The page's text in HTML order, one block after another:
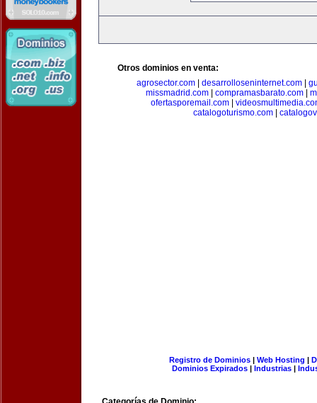
Otros dominios en venta:
agrosector.com
desarrolloseninternet.com
missmadrid.com| compramasbarato.com|
ofertasporemail.com
catalogoturismo.com|
Registro de Dominios| Web Hosting |
Dominios Expirados | Industrias |